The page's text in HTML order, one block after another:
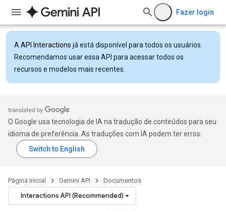
Fazer login
A API Interactions já está disponível para todos os usuários.
Recomendamos usar essa API para acessar todos os
recursos e modelos mais recentes.
O Google usa tecnologia de IA na tradução de conteúdos para seu
idioma de preferência. As traduções com IA podem ter erros.
Página inicial Gemini API Documentos
Interactions API (Recommended)